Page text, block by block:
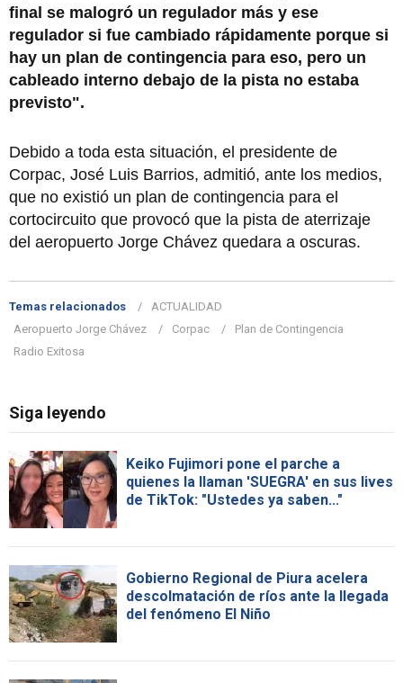
final se malogró un regulador más y ese
regulador si fue cambiado rápidamente porque si
hay un plan de contingencia para eso, pero un
cableado interno debajo de la pista no estaba
previsto".
Debido a toda esta situación, el presidente de
Corpac, José Luis Barrios, admitió, ante los medios,
que no existió un plan de contingencia para el
cortocircuito que provocó que la pista de aterrizaje
del aeropuerto Jorge Chávez quedara a oscuras.
Temas relacionados
ACTUALIDAD
Aeropuerto Jorge Chávez
Corpac
Plan de Contingencia
Radio Exitosa
Siga leyendo
Keiko Fujimori pone el parche a
quienes la llaman 'SUEGRA' en sus lives
de TikTok: "Ustedes ya saben..."
Gobierno Regional de Piura acelera
descolmatación de ríos ante la llegada
del fenómeno El Niño